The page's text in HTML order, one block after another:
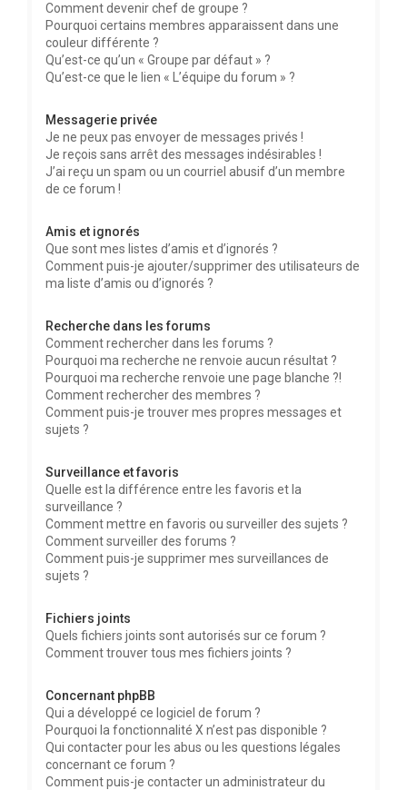
Comment devenir chef de groupe ?
Pourquoi certains membres apparaissent dans une
couleur différente ?
Qu’est-ce qu’un « Groupe par défaut » ?
Qu’est-ce que le lien « L’équipe du forum » ?
Messagerie privée
Je ne peux pas envoyer de messages privés !
Je reçois sans arrêt des messages indésirables !
J’ai reçu un spam ou un courriel abusif d’un membre
de ce forum !
Amis et ignorés
Que sont mes listes d’amis et d’ignorés ?
Comment puis-je ajouter/supprimer des utilisateurs de
ma liste d’amis ou d’ignorés ?
Recherche dans les forums
Comment rechercher dans les forums ?
Pourquoi ma recherche ne renvoie aucun résultat ?
Pourquoi ma recherche renvoie une page blanche ?!
Comment rechercher des membres ?
Comment puis-je trouver mes propres messages et
sujets ?
Surveillance et favoris
Quelle est la différence entre les favoris et la
surveillance ?
Comment mettre en favoris ou surveiller des sujets ?
Comment surveiller des forums ?
Comment puis-je supprimer mes surveillances de
sujets ?
Fichiers joints
Quels fichiers joints sont autorisés sur ce forum ?
Comment trouver tous mes fichiers joints ?
Concernant phpBB
Qui a développé ce logiciel de forum ?
Pourquoi la fonctionnalité X n’est pas disponible ?
Qui contacter pour les abus ou les questions légales
concernant ce forum ?
Comment puis-je contacter un administrateur du